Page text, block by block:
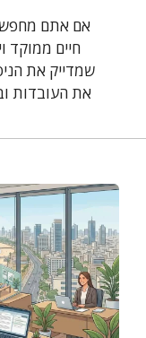
אם אתם
חיים ממוקד
שמדייק את
את העובדות